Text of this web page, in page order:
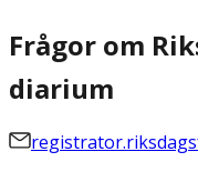
Frågor om
diarium